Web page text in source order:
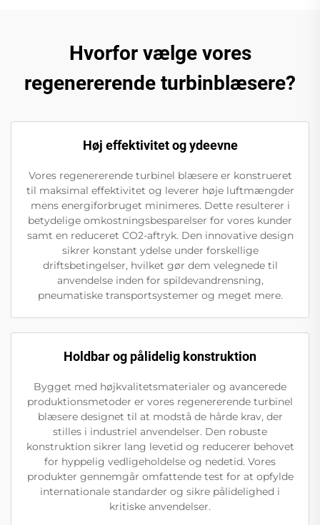
Hvorfor vælge vores
regenererende turbinblæsere?
Høj effektivitet og ydeevne
Vores regenererende turbinel blæsere er konstrueret
til maksimal effektivitet og leverer høje luftmængder
mens energiforbruget minimeres. Dette resulterer i
betydelige omkostningsbesparelser for vores kunder
samt en reduceret CO2-aftryk. Den innovative design
sikrer konstant ydelse under forskellige
driftsbetingelser, hvilket gør dem velegnede til
anvendelse inden for spildevandrensning,
pneumatiske transportsystemer og meget mere.
Holdbar og pålidelig konstruktion
Bygget med højkvalitetsmaterialer og avancerede
produktionsmetoder er vores regenererende turbinel
blæsere designet til at modstå de hårde krav, der
stilles i industriel anvendelser. Den robuste
konstruktion sikrer lang levetid og reducerer behovet
for hyppelig vedligeholdelse og nedetid. Vores
produkter gennemgår omfattende test for at opfylde
internationale standarder og sikre pålidelighed i
kritiske anvendelser.